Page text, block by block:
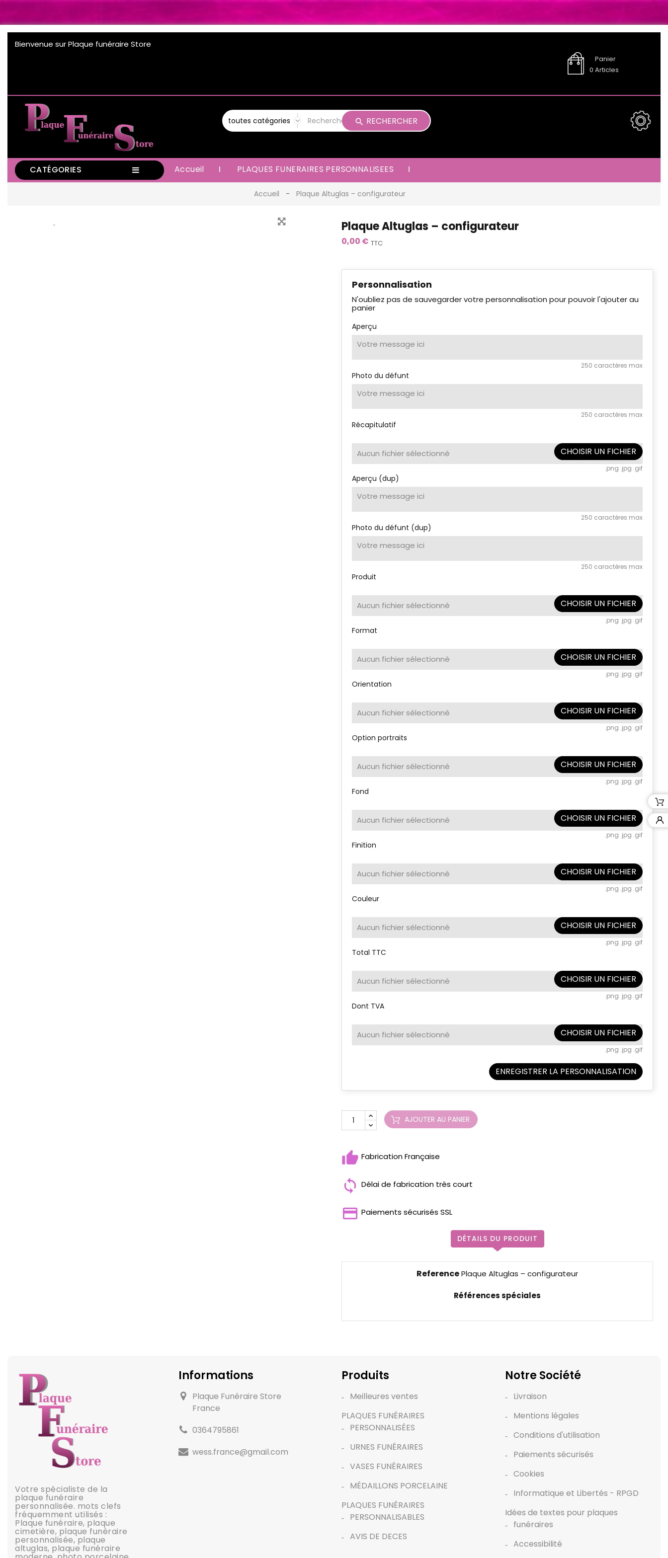
Bienvenue sur Plaque funéraire Store
Panier
0 Articles
RECHERCHER
CATÉGORIES Accueil PLAQUES FUNERAIRES PERSONNALISEES
Accueil Plaque Altuglas – configurateur
Plaque Altuglas – configurateur
0,00 € TTC
Personnalisation
N'oubliez pas de sauvegarder votre personnalisation pour pouvoir l'ajouter au
panier
Aperçu
250 caractères max
Photo du défunt
250 caractères max
Récapitulatif
Aucun fichier sélectionné CHOISIR UN FICHIER
.png .jpg .gif
Aperçu (dup)
250 caractères max
Photo du défunt (dup)
250 caractères max
Produit
Aucun fichier sélectionné CHOISIR UN FICHIER
.png .jpg .gif
Format
Aucun fichier sélectionné CHOISIR UN FICHIER
.png .jpg .gif
Orientation
Aucun fichier sélectionné CHOISIR UN FICHIER
.png .jpg .gif
Option portraits
Aucun fichier sélectionné CHOISIR UN FICHIER
.png .jpg .gif
Fond
Aucun fichier sélectionné CHOISIR UN FICHIER
.png .jpg .gif
Finition
Aucun fichier sélectionné CHOISIR UN FICHIER
.png .jpg .gif
Couleur
Aucun fichier sélectionné CHOISIR UN FICHIER
.png .jpg .gif
Total TTC
Aucun fichier sélectionné CHOISIR UN FICHIER
.png .jpg .gif
Dont TVA
Aucun fichier sélectionné CHOISIR UN FICHIER
.png .jpg .gif
ENREGISTRER LA PERSONNALISATION
AJOUTER AU PANIER
Fabrication Française
Délai de fabrication très court
Paiements sécurisés SSL
DÉTAILS DU PRODUIT
ReferencePlaque Altuglas – configurateur
Références spéciales
Votre spécialiste de la
plaque funéraire
personnalisée. mots clefs
fréquemment utilisés :
Plaque funéraire, plaque
cimetière, plaque funéraire
personnalisée, plaque
altuglas, plaque funéraire
Informations
Plaque Funéraire Store
France
0364795861
wess.france@gmail.com
Produits
Meilleures ventes
PLAQUES FUNÉRAIRES
PERSONNALISÉES
URNES FUNÉRAIRES
VASES FUNÉRAIRES
MÉDAILLONS PORCELAINE
PLAQUES FUNÉRAIRES
PERSONNALISABLES
AVIS DE DECES
Notre Société
Livraison
Mentions légales
Conditions d'utilisation
Paiements sécurisés
Cookies
Informatique et Libertés - RPGD
Idées de textes pour plaques
funéraires
Accessibilité